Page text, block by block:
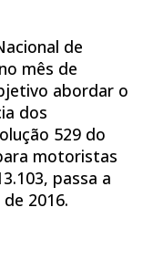
de
mês de
abordar o
dos
529 do
motoristas
passa a
2016.